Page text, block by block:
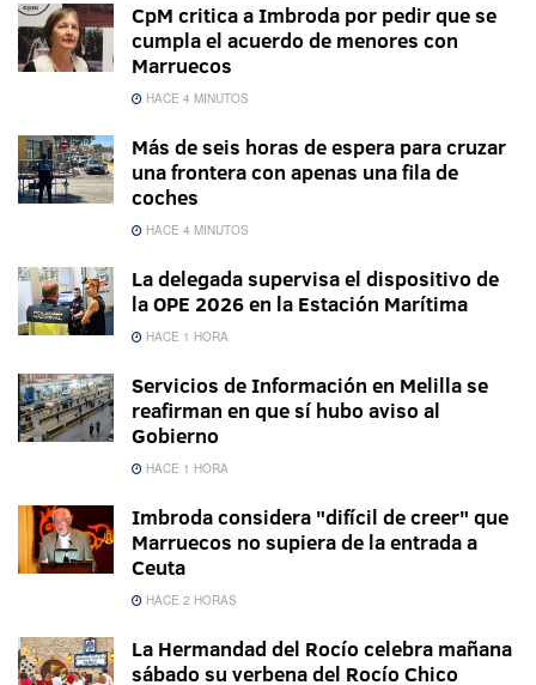
CpM critica a Imbroda por pedir que se
cumpla el acuerdo de menores con
Marruecos
HACE 4 MINUTOS
Más de seis horas de espera para cruzar
una frontera con apenas una fila de
coches
HACE 4 MINUTOS
La delegada supervisa el dispositivo de
la OPE 2026 en la Estación Marítima
HACE 1 HORA
Servicios de Información en Melilla se
reafirman en que sí hubo aviso al
Gobierno
HACE 1 HORA
Imbroda considera "difícil de creer" que
Marruecos no supiera de la entrada a
Ceuta
HACE 2 HORAS
La Hermandad del Rocío celebra mañana
sábado su verbena del Rocío Chico